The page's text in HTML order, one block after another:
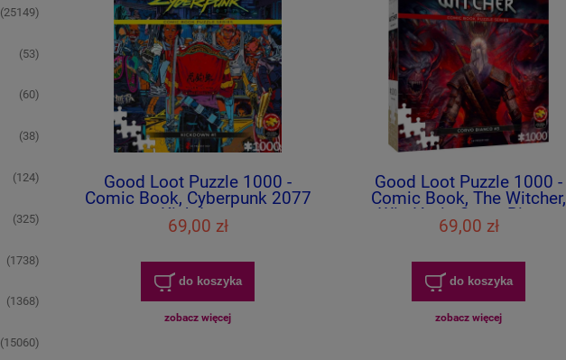
(25149)
(53)
(60)
(38)
(124)
(325)
(1738)
(1368)
(15060)
Good Loot Puzzle 1000 -
Comic Book, Cyberpunk 2077
Kickdown
69,00 zł
do koszyka
zobacz więcej
Good Loot Puzzle 1000 -
Comic Book, The Witcher,
Wiedźmin Corvo Bianco
69,00 zł
do koszyka
zobacz więcej